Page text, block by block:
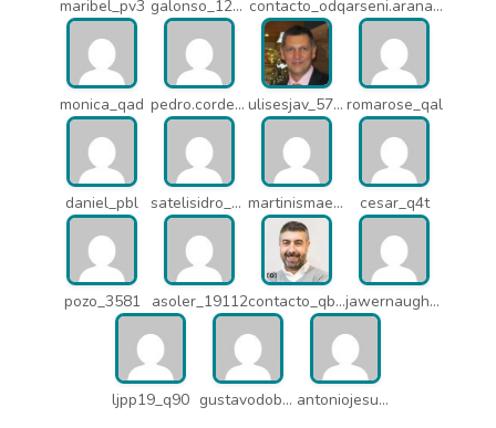
maribel_pv3 galonso_12031 contacto_odq arseni.arana_16484
monica_qad pedro.corderonunez_qab ulisesjav_5758 romarose_qal
daniel_pbl satelisidro_pt5 martinismaelima_qbd cesar_q4t
pozo_3581 asoler_19112 contacto_qbw jawernaught_q6x
ljpp19_q90 gustavodobao_qcn antoniojesusgonzalezdomingo4_n9v